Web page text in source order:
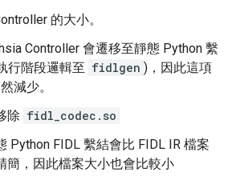
的大小。
Controller 會遷移至靜態 Python 繫
行階段邏輯至 fidlgen )，因此這項
減少。
除 fidl_codec.so
Python FIDL 繫結會比 FIDL IR 檔案
簡，因此檔案大小也會比較小